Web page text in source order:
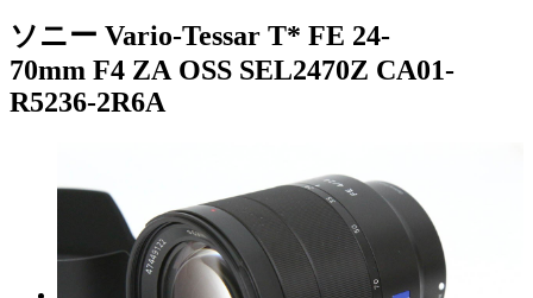
ソニー Vario-Tessar T* FE 24-
70mm F4 ZA OSS SEL2470Z CA01-
R5236-2R6A